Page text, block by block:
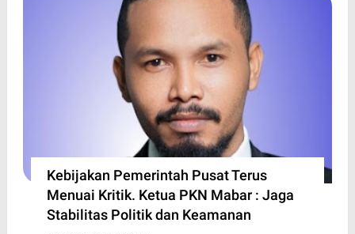
Kebijakan Pemerintah Pusat Terus
Menuai Kritik. Ketua PKN Mabar : Jaga
Stabilitas Politik dan Keamanan